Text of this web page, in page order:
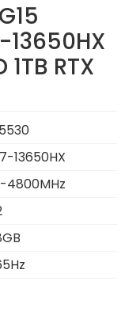
13650HX
1TB RTX
13650HX
4800MHz